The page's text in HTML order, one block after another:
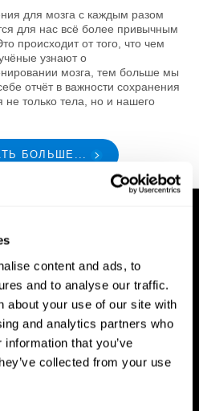
content and ads, to
and to analyse our traffic.
about your use of our site with
and analytics partners who
that you’ve
collected from your use
для мозга с каждым разом
для нас всё более привычным
происходит от того, что чем
узнают о
мозга, тем больше мы
отчёт в важности сохранения
не только тела, но и нашего
БОЛЬШЕ...